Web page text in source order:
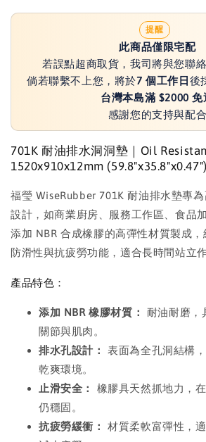
提醒
此商品僅限宅配
若誤點超商取貨，我司將與您聯
倘若聯繫不上您，將於7 個工作日 後
台灣本島滿 $2000 免
感謝您的支持與配合
701K 耐油排水洞洞墊｜Oil
1520x910x12mm (59.8"x35.8"x0.47")
福瑩 WiseRubber 701K 耐油排水墊專
設計，如商業廚房、服務工作區、食品
添加 NBR 合成橡膠的高彈性材質製成，
防滑性與抗疲勞功能，適合長時間站立作
產品特色：
添加 NBR 橡膠材質：
耐油耐磨，
關節與肌肉。
排水孔設計：
表面為全孔洞結構
乾爽環境。
止滑安全：
橡膠具天然抓地力，
仍穩固。
抗疲勞緩衝：
材質柔軟富彈性，